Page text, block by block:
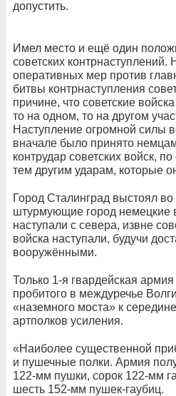
допустить.
Имел место и ещё один
советских
оперативных мер против
битвы контрнаступления
причине, что советские
то на одном, то на другом
Наступление огромной силы
вначале было принято
контрудар советских войск,
тем другим ударам, которые
Город Сталинград выстоял
штурмующие город немецкие
наступали с севера, извне
войска наступали, будучи
вооружёнными.
Только 1-я гвардейская
пробитого в междуречье
«наземного моста» к
артполков усиления.
«Наиболее существенной
и пушечные полки. Армия
122-мм пушки, сорок 122-мм
шесть 152-мм пушек-гаубиц.